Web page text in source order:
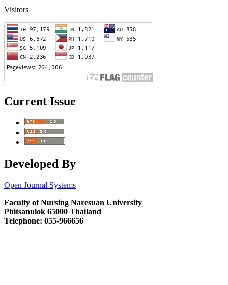
Visitors
Current Issue
Developed By
Open Journal Systems
Faculty of Nursing Naresuan University
Phitsanulok 65000 Thailand
Telephone: 055-966656